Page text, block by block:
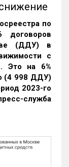
по
договоров
(ДДУ) в
с
Это на 6%
(4 998 ДДУ)
2023-го
служба